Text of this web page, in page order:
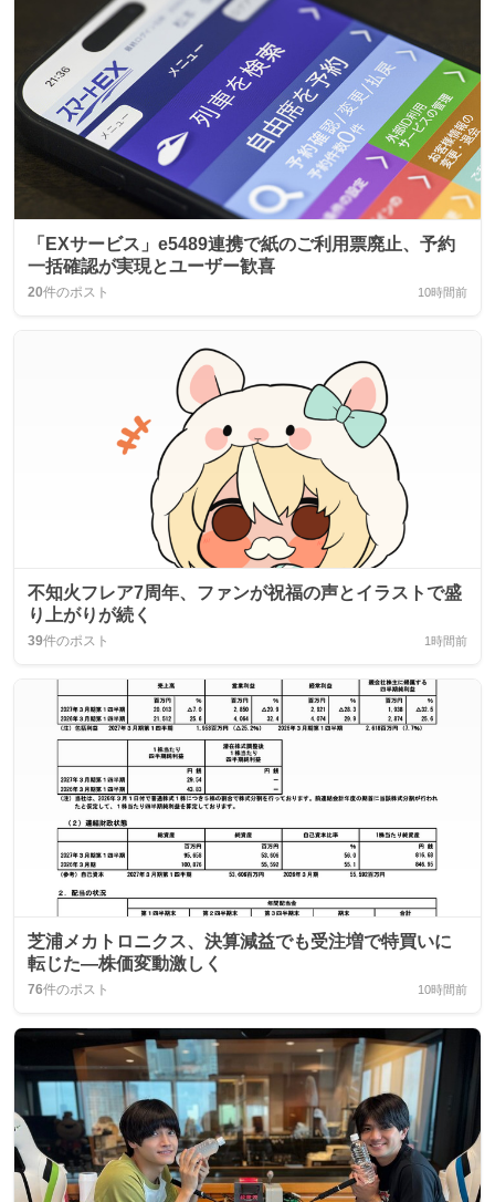
「EXサービス」e5489連携で紙のご利用票廃止、予約
一括確認が実現とユーザー歓喜
20件のポスト 10時間前
不知火フレア7周年、ファンが祝福の声とイラストで盛
り上がりが続く
39件のポスト 1時間前
芝浦メカトロニクス、決算減益でも受注増で特買いに
転じた―株価変動激しく
76件のポスト 10時間前